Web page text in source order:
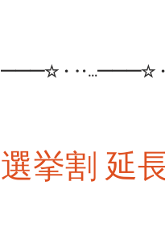
━━━☆・‥…━━━☆
選挙割 延